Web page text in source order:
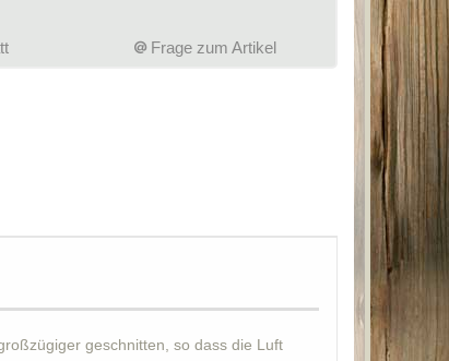
Frage zum Artikel
geschnitten, so dass die Luft